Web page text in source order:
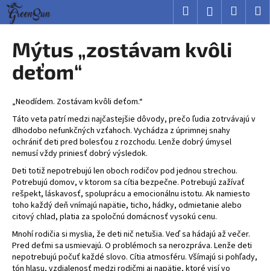
Prejsť
obsah
Hľadať Prihlásenie
Mýtus „zostávam kvôli
deťom“
„Neodídem. Zostávam kvôli deťom.“
Táto veta patrí medzi najčastejšie dôvody, prečo ľudia zotrvávajú v
dlhodobo nefunkčných vzťahoch. Vychádza z úprimnej snahy
ochrániť deti pred bolesťou z rozchodu. Lenže dobrý úmysel
nemusí vždy priniesť dobrý výsledok.
Deti totiž nepotrebujú len oboch rodičov pod jednou strechou.
Potrebujú domov, v ktorom sa cítia bezpečne. Potrebujú zažívať
rešpekt, láskavosť, spoluprácu a emocionálnu istotu. Ak namiesto
toho každý deň vnímajú napätie, ticho, hádky, odmietanie alebo
citový chlad, platia za spoločnú domácnosť vysokú cenu.
Mnohí rodičia si myslia, že deti nič netušia. Veď sa hádajú až večer.
Pred deťmi sa usmievajú. O problémoch sa nerozpráva. Lenže deti
nepotrebujú počuť každé slovo. Cítia atmosféru. Všímajú si pohľady,
tón hlasu, vzdialenosť medzi rodičmi aj napätie, ktoré visí vo
K
o
Č
o
p
o
t
r
e
b
u
j
e
t
e